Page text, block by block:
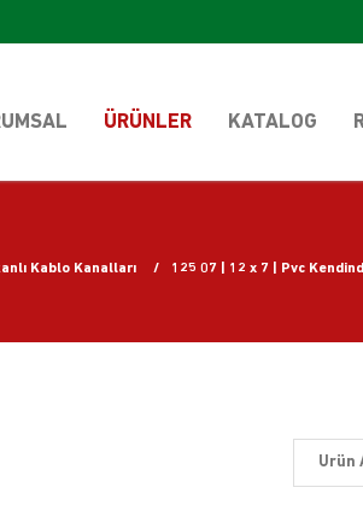
ÜRÜNLER KATALOG
Kablo Kanalları 125 07 | 12 x 7 | Pvc